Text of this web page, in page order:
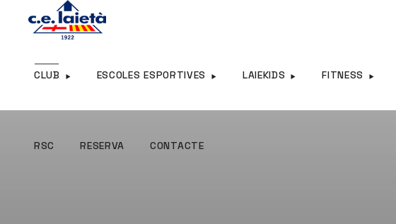
CLUB ESCOLES ESPORTIVES LAIEKIDS FITNESS
RSC RESERVA CONTACTE
RSC RESERVA